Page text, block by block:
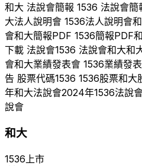
和大 法說會簡報 1536 法說會簡
大法人說明會 1536法人說明會
會和大簡報PDF 1536簡報PDF
下載 法說會1536 法說會和大和
會和大業績發表會 1536業績發
告 股票代碼1536 1536股票和大
年和大法說會2024年1536法說
說會
和大
1536 上市